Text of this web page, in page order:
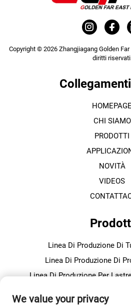
Copyright © 2026 Zhangjiagang Golden
diritti riservati.
HOMEPAGE
CHI SIAMO
PRODOTTI
NOVITÀ
VIDEOS
Linea Di Produzione Di
Linea Di Produzione Di
Linea Di Produzione Per
We value your privacy